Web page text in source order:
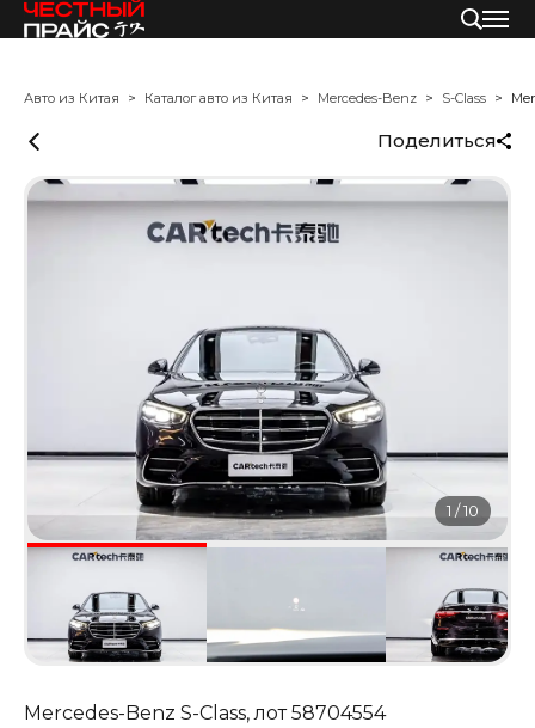
Авто из Китая Каталог авто из Китая Mercedes-Benz S-Class
Поделиться
1 /10
Mercedes-Benz S-Class, лот58704554